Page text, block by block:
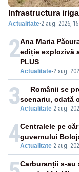
Infrastructura
Actualitate·2 aug. 2026,
2
Actualitate-2 aug.
Ana Maria
ediție explozivă
PLUS
3Actualitate-2 aug.
Românii se
scenariu, odată
4Actualitate-2 aug.
Centralele pe
guvernului
Carburanții s-au